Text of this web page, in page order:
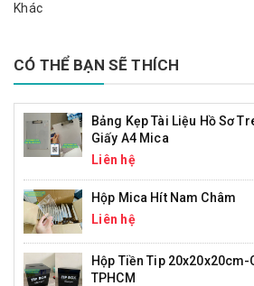
Khác
CÓ THỂ BẠN SẼ THÍCH
Bảng Kẹp Tài Liệu Hồ Sơ
Giấy A4 Mica
Liên hệ
Hộp Mica Hít Nam Châm
Liên hệ
Hộp Tiền Tip 20x20x20cm-
TPHCM